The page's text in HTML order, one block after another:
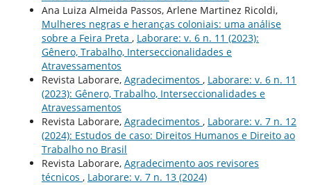
Ana Luiza Almeida Passos, Arlene Martinez Ricoldi,
Mulheres negras e heranças coloniais: uma análise
sobre a Feira Preta , Laborare: v. 6 n. 11 (2023):
Gênero, Trabalho, Interseccionalidades e
Atravessamentos
Revista Laborare, Agradecimentos , Laborare: v. 6 n. 11
(2023): Gênero, Trabalho, Interseccionalidades e
Atravessamentos
Revista Laborare, Agradecimentos , Laborare: v. 7 n. 12
(2024): Estudos de caso: Direitos Humanos e Direito ao
Trabalho no Brasil
Revista Laborare, Agradecimento aos revisores
técnicos , Laborare: v. 7 n. 13 (2024)